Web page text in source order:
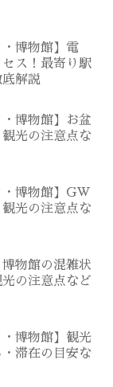
・博物館】電
ス！最寄り駅
解説
・博物館】お盆
光の注意点な
・博物館】GW
光の注意点な
物館の混雑状
の注意点など
・博物館】観光
滞在の目安な